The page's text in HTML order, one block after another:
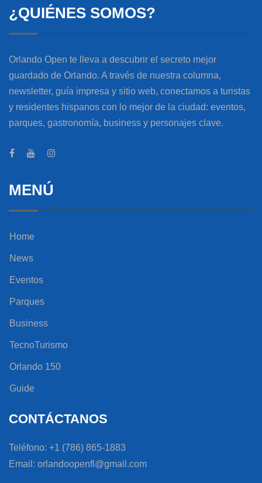
¿QUIÉNES SOMOS?
Orlando Open te lleva a descubrir el secreto mejor
guardado de Orlando. A través de nuestra columna,
newsletter, guía impresa y sitio web, conectamos a turistas
y residentes hispanos con lo mejor de la ciudad: eventos,
parques, gastronomía, business y personajes clave.
MENÚ
Home
News
Eventos
Parques
Business
TecnoTurismo
Orlando 150
Guide
CONTÁCTANOS
Teléfono: +1 (786) 865-1883
Email: orlandoopenfl@gmail.com